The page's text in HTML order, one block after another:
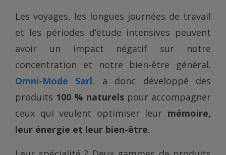
Les voyages, les longues journées de travail
et les périodes d’étude intensives peuvent
avoir un impact négatif sur notre
concentration et notre bien-être général.
Omni-Mode Sarl. a donc développé des
produits 100 % naturelspour accompagner
ceux qui veulent optimiser leur mémoire,
leur énergie et leur bien-être.